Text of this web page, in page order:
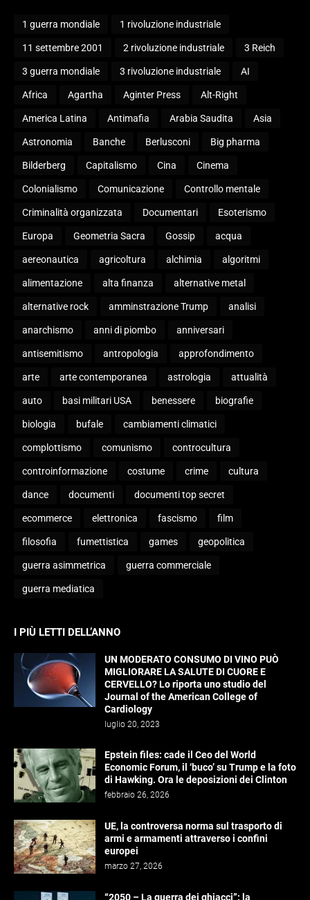
1 guerra mondiale 1 rivoluzione industriale
11 settembre 2001 2 rivoluzione industriale 3 Reich
3 guerra mondiale 3 rivoluzione industriale AI
Africa Agartha Aginter Press Alt-Right
America Latina Antimafia Arabia Saudita Asia
Astronomia Banche Berlusconi Big pharma
Bilderberg Capitalismo Cina Cinema
Colonialismo Comunicazione Controllo mentale
Criminalità organizzata Documentari Esoterismo
Europa Geometria Sacra Gossip acqua
aereonautica agricoltura alchimia algoritmi
alimentazione alta finanza alternative metal
alternative rock amminstrazione Trump analisi
anarchismo anni di piombo anniversari
antisemitismo antropologia approfondimento
arte arte contemporanea astrologia attualità
auto basi militari USA benessere biografie
biologia bufale cambiamenti climatici
complottismo comunismo controcultura
controinformazione costume crime cultura
dance documenti documenti top secret
ecommerce elettronica fascismo film
filosofia fumettistica games geopolitica
guerra asimmetrica guerra commerciale
guerra mediatica
I PIÙ LETTI DELL’ANNO
UN MODERATO CONSUMO DI VINO PUÒ
MIGLIORARE LA SALUTE DI CUORE E
CERVELLO? Lo riporta uno studio del
Journal of the American College of
Cardiology
luglio 20, 2023
Epstein files: cade il Ceo del World
Economic Forum, il ‘buco’ su Trump e la foto
di Hawking. Ora le deposizioni dei Clinton
febbraio 26, 2026
UE, la controversa norma sul trasporto di
armi e armamenti attraverso i confini
europei
marzo 27, 2026
“2050 – La guerra dei ghiacci”: la